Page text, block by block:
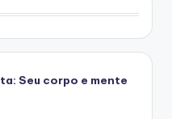
Seu corpo e mente